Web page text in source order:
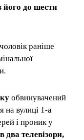
його до шести
раніше
обвинувачений
на вулиці 1-а
і проник у
два телевізори,